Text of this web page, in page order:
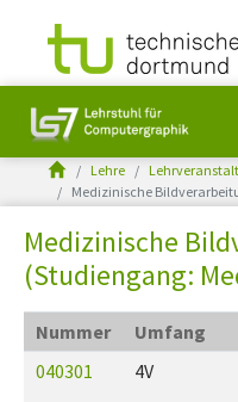
Skip to main content
You are here:
Lehre
Medizinische
Medizinische
(Studiengang:
Nummer Umfang
040301
4V